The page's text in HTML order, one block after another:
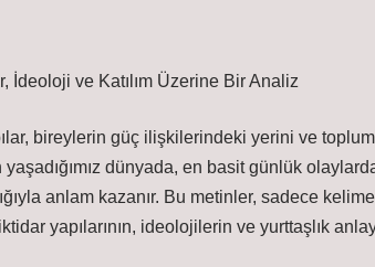
İdeoloji ve Katılım Üzerine Bir Analiz
bireylerin güç ilişkilerindeki yerini ve
dünyada, en basit günlük
anlam kazanır. Bu metinler, sadece
yapılarının, ideolojilerin ve yurttaşlık